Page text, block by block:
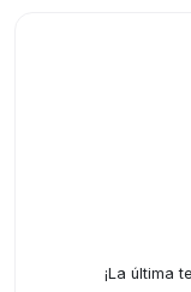
¡La última